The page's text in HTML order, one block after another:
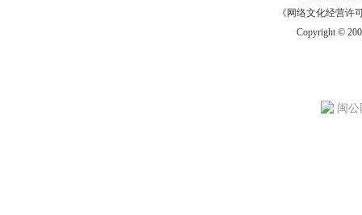
《网络文化经营许
Copyright ©
闽公